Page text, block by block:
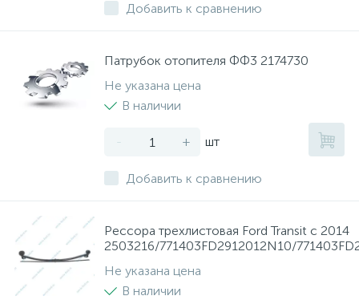
Добавить к сравнению
Патрубок отопителя ФФ3 2174730
Не указана цена
В наличии
- + шт
Добавить к сравнению
Рессора трехлистовая Ford Transit с 2014
2503216/771403FD2912012N10/
Не указана цена
В наличии